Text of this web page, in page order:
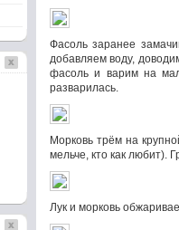
Фасоль заранее
добавляем воду,
фасоль и варим на
разварилась.
Морковь трём на
мельче, кто как любит).
Лук и морковь